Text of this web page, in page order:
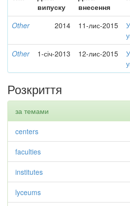
випуску
внесення
Other 2014 11-лис-2015
Other 1-січ-2013 12-лис-2015
Розкриття
за темами
centers
faculties
institutes
lyceums